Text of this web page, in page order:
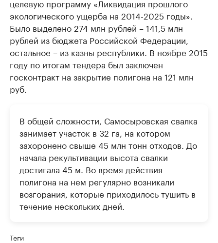
целевую программу «Ликвидация прошлого
экологического ущерба на 2014-2025 годы».
Было выделено 274 млн рублей – 141,5 млн
рублей из бюджета Российской Федерации,
остальное – из казны республики. В ноябре 2015
году по итогам тендера был заключен
госконтракт на закрытие полигона на 121 млн
руб.
В общей сложности, Самосыровская свалка
занимает участок в 32 га, на котором
захоронено свыше 45 млн тонн отходов. До
начала рекультивации высота свалки
достигала 45 м. Во время действия
полигона на нем регулярно возникали
возгорания, которые приходилось тушить в
течение нескольких дней.
Теги